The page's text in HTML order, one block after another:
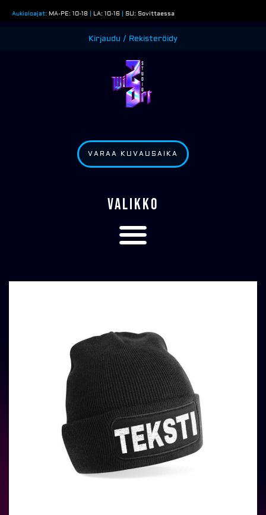
sisältöön
Aukioloajat: MA-PE: 10-18 | LA: 10-16 | SU: Sovittaessa
Kirjaudu / Rekisteröidy
VARAA KUVAUSAIKA
VALIKKO